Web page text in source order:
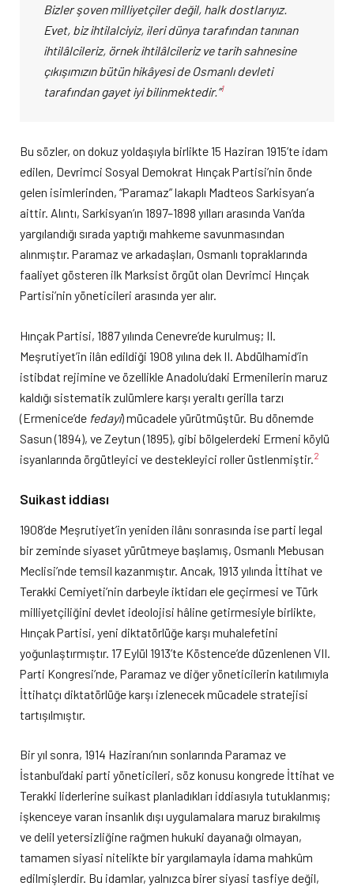
Bizler şoven milliyetçiler değil, halk dostlarıyız.
Evet, biz ihtilalciyiz, ileri dünya tarafından tanınan
ihtilâlcileriz, örnek ihtilâlcileriz ve tarih sahnesine
çıkışımızın bütün hikâyesi de Osmanlı devleti
tarafından gayet iyi bilinmektedir.”1
Bu sözler, on dokuz yoldaşıyla birlikte 15 Haziran 1915’te idam
edilen, Devrimci Sosyal Demokrat Hınçak Partisi’nin önde
gelen isimlerinden, “Paramaz” lakaplı Madteos Sarkisyan’a
aittir. Alıntı, Sarkisyan’ın 1897–1898 yılları arasında Van’da
yargılandığı sırada yaptığı mahkeme savunmasından
alınmıştır. Paramaz ve arkadaşları, Osmanlı topraklarında
faaliyet gösteren ilk Marksist örgüt olan Devrimci Hınçak
Partisi’nin yöneticileri arasında yer alır.
Hınçak Partisi, 1887 yılında Cenevre’de kurulmuş; II.
Meşrutiyet’in ilân edildiği 1908 yılına dek II. Abdülhamid’in
istibdat rejimine ve özellikle Anadolu’daki Ermenilerin maruz
kaldığı sistematik zulümlere karşı yeraltı gerilla tarzı
(Ermenice’de fedayi) mücadele yürütmüştür. Bu dönemde
Sasun (1894), ve Zeytun (1895), gibi bölgelerdeki Ermeni köylü
isyanlarında örgütleyici ve destekleyici roller üstlenmiştir. 2
Suikast iddiası
1908’de Meşrutiyet’in yeniden ilânı sonrasında ise parti legal
bir zeminde siyaset yürütmeye başlamış, Osmanlı Mebusan
Meclisi’nde temsil kazanmıştır. Ancak, 1913 yılında İttihat ve
Terakki Cemiyeti’nin darbeyle iktidarı ele geçirmesi ve Türk
milliyetçiliğini devlet ideolojisi hâline getirmesiyle birlikte,
Hınçak Partisi, yeni diktatörlüğe karşı muhalefetini
yoğunlaştırmıştır. 17 Eylül 1913’te Köstence’de düzenlenen VII.
Parti Kongresi’nde, Paramaz ve diğer yöneticilerin katılımıyla
İttihatçı diktatörlüğe karşı izlenecek mücadele stratejisi
tartışılmıştır.
Bir yıl sonra, 1914 Haziranı’nın sonlarında Paramaz ve
İstanbul’daki parti yöneticileri, söz konusu kongrede İttihat ve
Terakki liderlerine suikast planladıkları iddiasıyla tutuklanmış;
işkenceye varan insanlık dışı uygulamalara maruz bırakılmış
ve delil yetersizliğine rağmen hukuki dayanağı olmayan,
tamamen siyasi nitelikte bir yargılamayla idama mahkûm
edilmişlerdir. Bu idamlar, yalnızca birer siyasi tasfiye değil,